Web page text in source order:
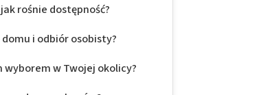
rośnie dostępność?
i odbiór osobisty?
wyborem w Twojej okolicy?